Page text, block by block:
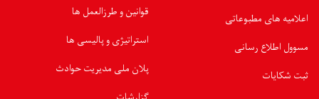
اعلامیه های مطبوعاتی
مسوول اطلاع رسانی
ثبت شکایات
قوانین و طرزالعمل ها
استراتیژی و پالیسی ها
پلان ملی مدیریت حوادث